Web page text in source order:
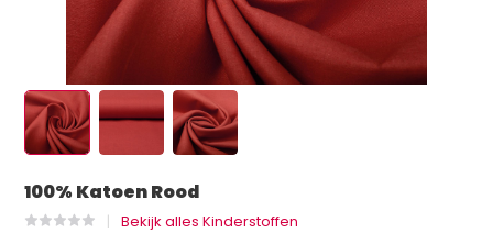
100% Katoen Rood
Bekijk alles Kinderstoffen